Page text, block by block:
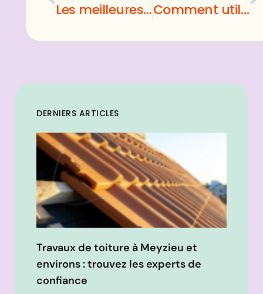
Les meilleures marques de compléments alimentaires pour atteindre vos objectifs de santé Comment utiliser un filtre polarisant pour améliorer vos photos ?
DERNIERS ARTICLES
Travaux de toiture à Meyzieu et
environs : trouvez les experts de
confiance